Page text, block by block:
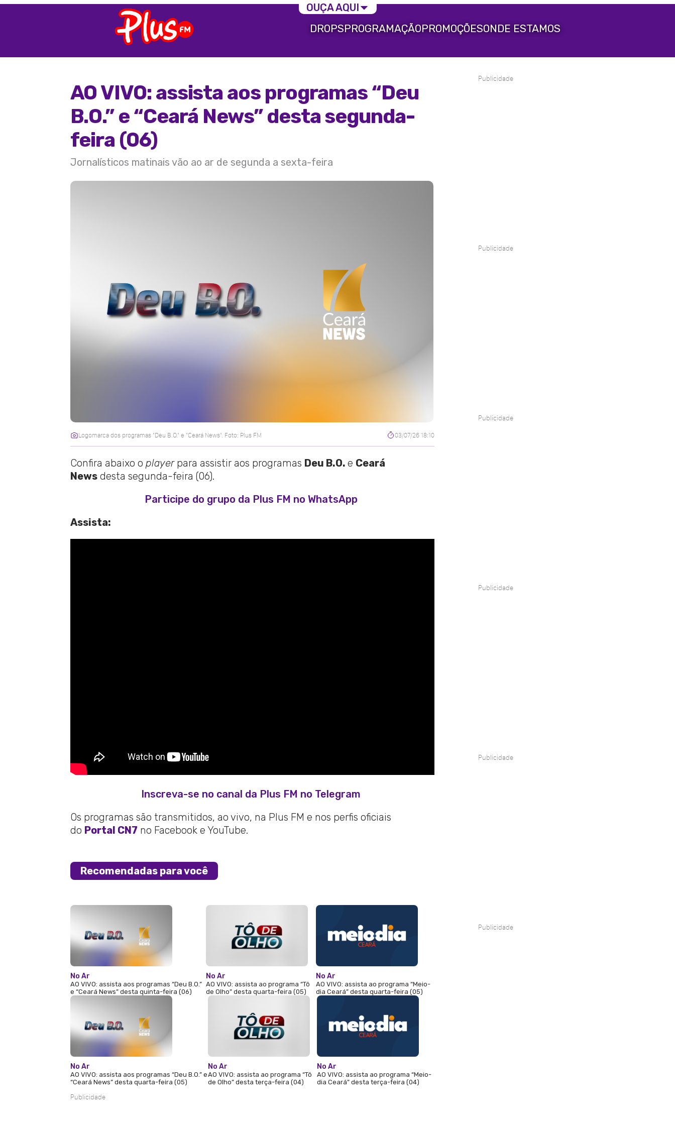
DROPSPROGRAMAÇÃOPROMOÇÕESONDE ESTAMOS
AO VIVO: assista aos programas “Deu
B.O.” e “Ceará News” desta segunda-
feira (06)
Jornalísticos matinais vão ao ar de segunda a sexta-feira
Logomarca dos programas "Deu B.O." e "Ceará News". Foto: Plus FM 03/07/26 18:10
Confira abaixo o playerpara assistir aos programas Deu B.O. e Ceará
Newsdesta segunda-feira (06).
Participe do grupo da Plus FM no WhatsApp
Assista:
Inscreva-se no canal da Plus FM no Telegram
Os programas são transmitidos, ao vivo, na Plus FM e nos perfis oficiais
do Portal CN7 no Facebook e YouTube.
Recomendadas para você
No Ar
AO VIVO: assista aos programas “Deu B.O.”
e “Ceará News” desta quinta-feira (06)
No Ar
AO VIVO: assista ao programa “Tô
de Olho” desta quarta-feira (05)
No Ar
AO VIVO: assista ao programa “Meio-
dia Ceará” desta quarta-feira (05)
No Ar
AO VIVO: assista aos programas “Deu B.O.” e
“Ceará News” desta quarta-feira (05)
No Ar
AO VIVO: assista ao programa “Tô
de Olho” desta terça-feira (04)
No Ar
AO VIVO: assista ao programa “Meio-
dia Ceará” desta terça-feira (04)
Publicidade
Publicidade
Publicidade
Publicidade
Publicidade
Publicidade
Publicidade
OUÇA AQUI